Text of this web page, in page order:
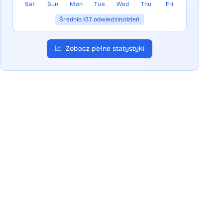
Sat Sun Mon Tue Wed Thu Fri
Średnio 137 odwiedzin/dzień
📈 Zobacz pełne statystyki